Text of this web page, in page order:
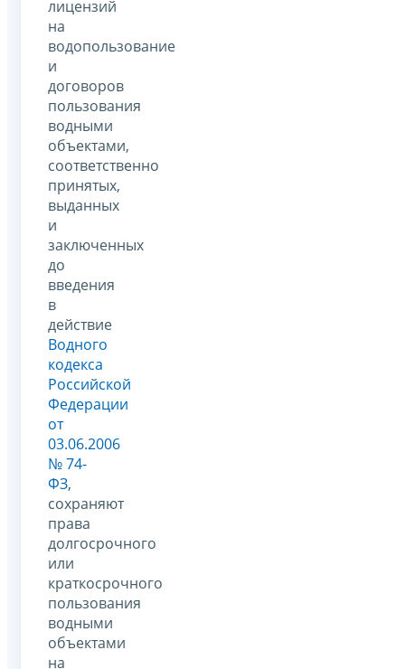
лицензий
на
водопользование
и
договоров
пользования
водными
объектами,
соответственно
принятых,
выданных
и
заключенных
до
введения
в
действие
Водного
кодекса
Российской
Федерации
от
03.06.2006
№ 74-
ФЗ,
сохраняют
права
долгосрочного
или
краткосрочного
пользования
водными
объектами
на